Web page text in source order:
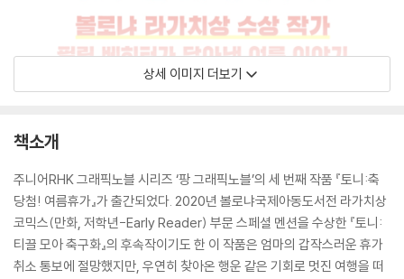
상세 이미지 더보기
책소개
주니어RHK 그래픽노블 시리즈 ‘팡 그래픽노블’의 세 번째 작품 『토니:축
당첨! 여름휴가』가 출간되었다. 2020년 볼로냐국제아동도서전 라가치상
코믹스(만화, 저학년-Early Reader) 부문 스페셜 멘션을 수상한 『토니:
티끌 모아 축구화』의 후속작이기도 한 이 작품은 엄마의 갑작스러운 휴가
취소 통보에 절망했지만, 우연히 찾아온 행운 같은 기회로 멋진 여행을 떠